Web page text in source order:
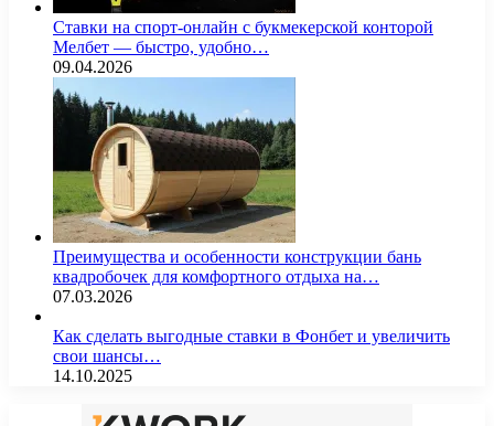
Ставки на спорт-онлайн с букмекерской конторой
Мелбет — быстро, удобно…
09.04.2026
Преимущества и особенности конструкции бань
квадробочек для комфортного отдыха на…
07.03.2026
Как сделать выгодные ставки в Фонбет и увеличить
свои шансы…
14.10.2025